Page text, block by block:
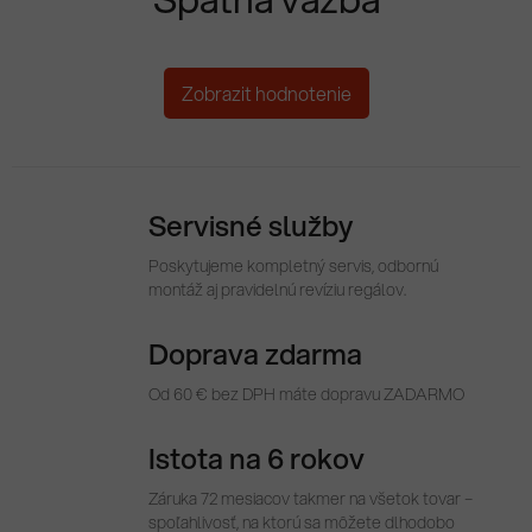
Zobrazit hodnotenie
Servisné služby
Poskytujeme kompletný servis, odbornú
montáž aj pravidelnú revíziu regálov.
Doprava zdarma
Od 60 € bez DPH máte dopravu ZADARMO
Istota na 6 rokov
Záruka 72 mesiacov takmer na všetok tovar –
spoľahlivosť, na ktorú sa môžete dlhodobo